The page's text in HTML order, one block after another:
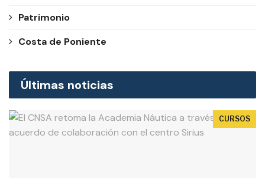
Patrimonio
Costa de Poniente
Últimas noticias
CURSOS